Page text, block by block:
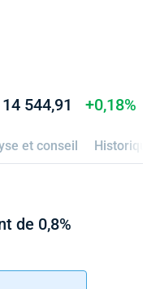
14 544,91 +0,18%
et conseil
de 0,8%